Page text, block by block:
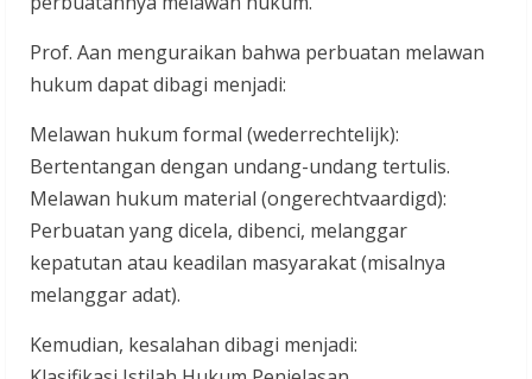
Prof. Aan menguraikan bahwa perbuatan melawan
hukum dapat dibagi menjadi:
Melawan hukum formal (wederrechtelijk):
Bertentangan dengan undang-undang tertulis.
Melawan hukum material (ongerechtvaardigd):
Perbuatan yang dicela, dibenci, melanggar
kepatutan atau keadilan masyarakat (misalnya
melanggar adat).
Kemudian, kesalahan dibagi menjadi: